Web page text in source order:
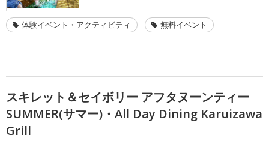
体験イベント・アクティビティ 無料イベント
スキレット＆セイボリー アフタヌーンティー
SUMMER(サマー)・All Day Dining Karuizawa
Grill